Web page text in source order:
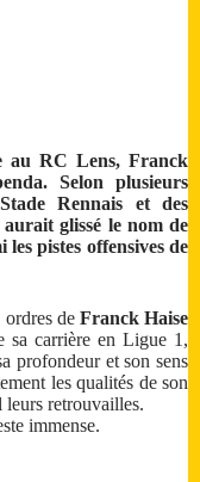
au RC Lens, Franck
Selon plusieurs
Rennais et des
aurait glissé le nom de
pistes offensives de
deFranck Haise
sa carrière en Ligue 1,
profondeur et son sens
les qualités de son
leurs retrouvailles.
immense.